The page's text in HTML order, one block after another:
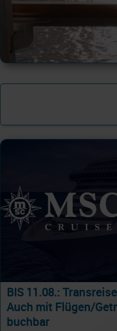
BIS 11.08.:
Auch mit Flügen/
buchbar